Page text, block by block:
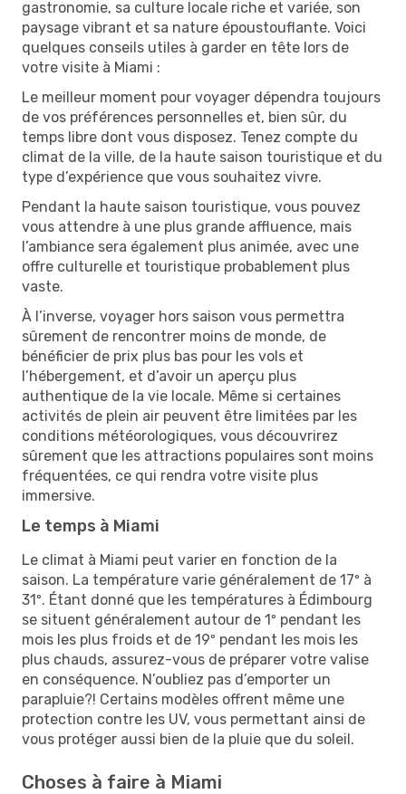
gastronomie, sa culture locale riche et variée, son
paysage vibrant et sa nature époustouflante. Voici
quelques conseils utiles à garder en tête lors de
votre visite à Miami :
Le meilleur moment pour voyager dépendra toujours
de vos préférences personnelles et, bien sûr, du
temps libre dont vous disposez. Tenez compte du
climat de la ville, de la haute saison touristique et du
type d’expérience que vous souhaitez vivre.
Pendant la haute saison touristique, vous pouvez
vous attendre à une plus grande affluence, mais
l’ambiance sera également plus animée, avec une
offre culturelle et touristique probablement plus
vaste.
À l’inverse, voyager hors saison vous permettra
sûrement de rencontrer moins de monde, de
bénéficier de prix plus bas pour les vols et
l’hébergement, et d’avoir un aperçu plus
authentique de la vie locale. Même si certaines
activités de plein air peuvent être limitées par les
conditions météorologiques, vous découvrirez
sûrement que les attractions populaires sont moins
fréquentées, ce qui rendra votre visite plus
immersive.
Le temps à Miami
Le climat à Miami peut varier en fonction de la
saison. La température varie généralement de 17º à
31º. Étant donné que les températures à Édimbourg
se situent généralement autour de 1º pendant les
mois les plus froids et de 19º pendant les mois les
plus chauds, assurez-vous de préparer votre valise
en conséquence. N’oubliez pas d’emporter un
parapluie?! Certains modèles offrent même une
protection contre les UV, vous permettant ainsi de
vous protéger aussi bien de la pluie que du soleil.
Choses à faire à Miami